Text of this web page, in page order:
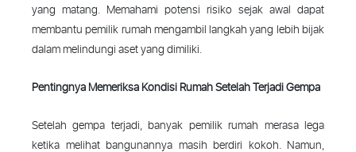
yang matang. Memahami potensi risiko sejak awal dapat
membantu pemilik rumah mengambil langkah yang lebih bijak
dalam melindungi aset yang dimiliki.
Pentingnya Memeriksa Kondisi Rumah Setelah Terjadi Gempa
Setelah gempa terjadi, banyak pemilik rumah merasa lega
ketika melihat bangunannya masih berdiri kokoh. Namun,